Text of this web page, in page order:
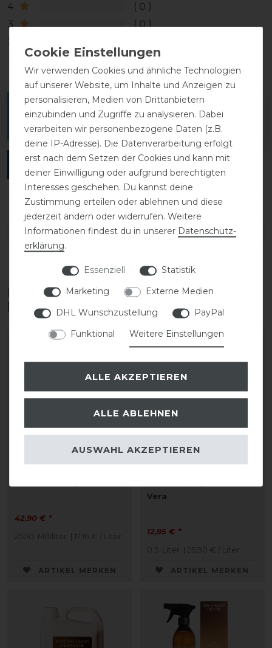
4
0
3
0
2
1
0
Melde dich an, um eine Kundenrezension zu
verfassen.
ANMELDEN
DETAILS ZUR PRODUKTSICHERHEIT
Diese Produkte könnten dich auch
interessieren
42,90 € *
2500 Milliliter | 17,16 € / Liter
ARTIKEL MERKEN
Vera
12,95 € *
0.5 Liter | 25,90 € / Liter
ARTIKEL MERKEN
Wir verwenden Cookies und ähnliche Technologien
auf unserer Website, um Inhalte und Anzeigen zu
personalisieren, Medien von Drittanbietern
einzubinden und Zugriffe zu analysieren. Dabei
verarbeiten wir personenbezogene Daten (z.B.
deine IP-Adresse). Die Datenverarbeitung erfolgt
erst nach dem Setzen der Cookies und kann mit
deiner Einwilligung oder aufgrund berechtigten
Interesses geschehen. Du kannst deine
Zustimmung erteilen oder ablehnen und diese
jederzeit ändern oder widerrufen. Weitere
Informationen findest du in unserer Daten­schutz­
erklärung.
Essenziell
Statistik
Marketing
Externe Medien
DHL Wunschzustellung
PayPal
Funktional
Weitere Einstellungen
ALLE AKZEPTIEREN
ALLE ABLEHNEN
AUSWAHL AKZEPTIEREN